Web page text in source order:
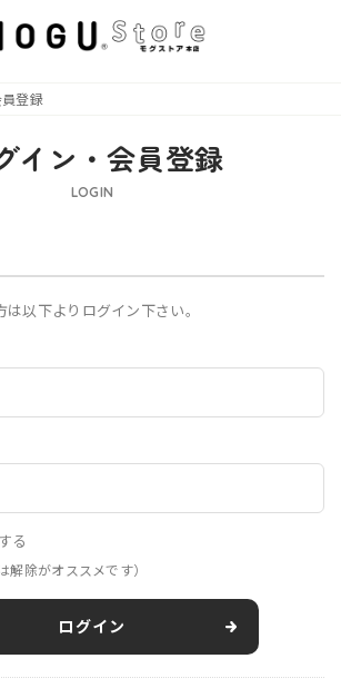
登録
イン・会員登録
LOGIN
以下よりログイン下さい。
る
解除がオススメです）
ログイン